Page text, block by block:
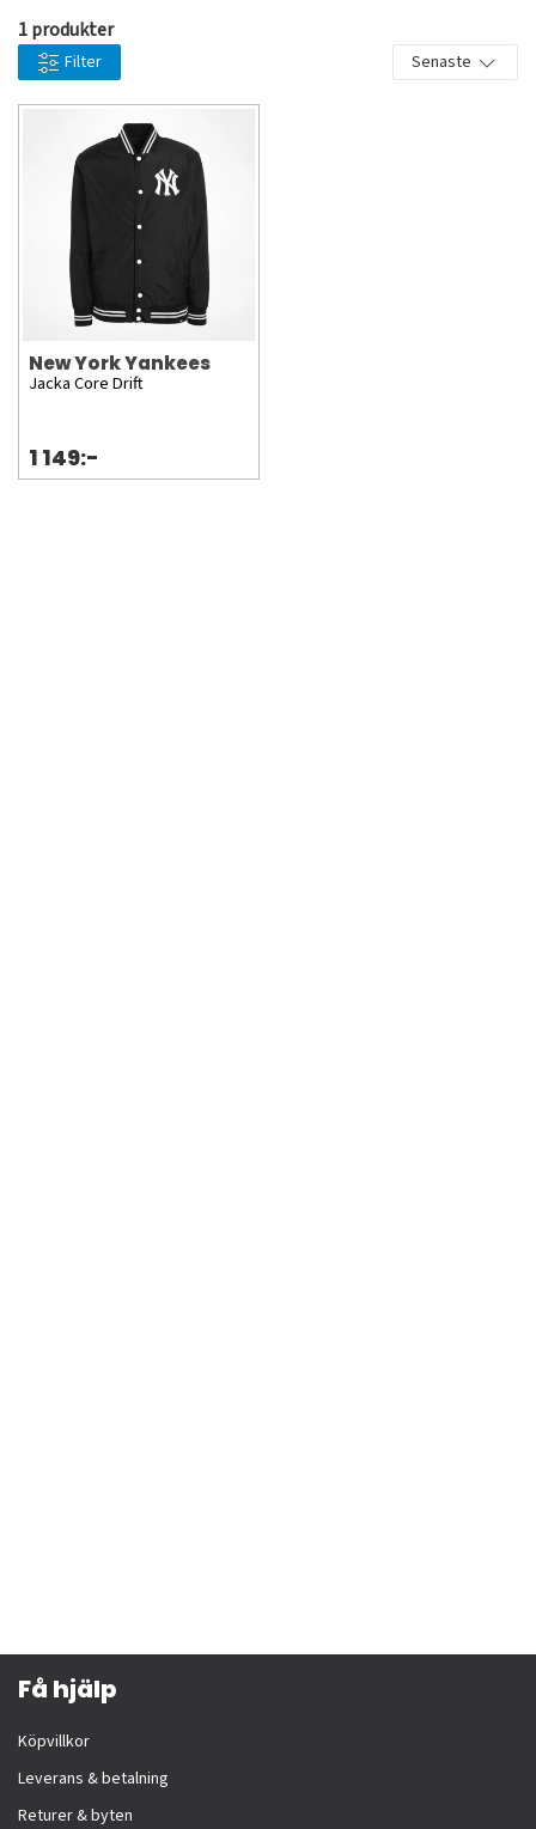
1 produkter
Filter Senaste
New York Yankees
Jacka Core Drift
1 149:-
Få hjälp
Köpvillkor
Leverans & betalning
Returer & byten